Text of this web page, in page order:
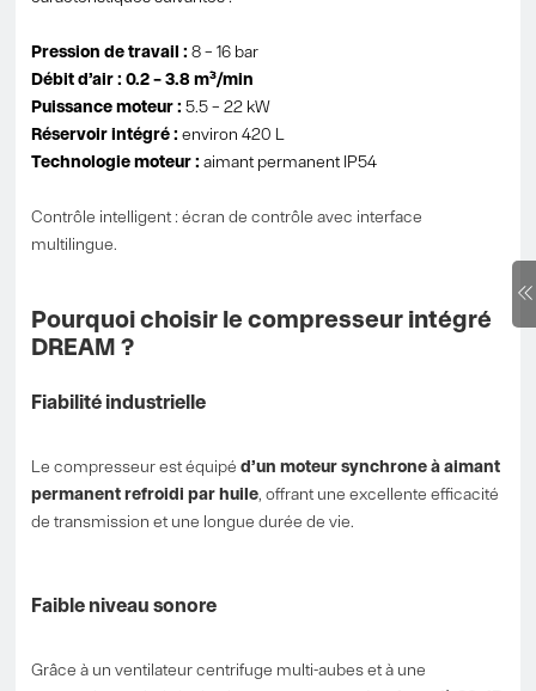
Pression de travail :8 – 16 bar
Débit d’air : 0.2 – 3.8 m³/min
Puissance moteur : 5.5 – 22 kW
Réservoir intégré : environ 420 L
Technologie moteur : aimant permanent IP54
Contrôle intelligent : écran de contrôle avec interface
multilingue.
Pourquoi choisir le compresseur intégré
DREAM ?
Fiabilité industrielle
Le compresseur est équipéd’un moteur synchrone à aimant
permanent refroidi par huile, offrant une excellente efficacité
de transmission et une longue durée de vie.
Faible niveau sonore
Grâce à un ventilateur centrifuge multi-aubes et à une